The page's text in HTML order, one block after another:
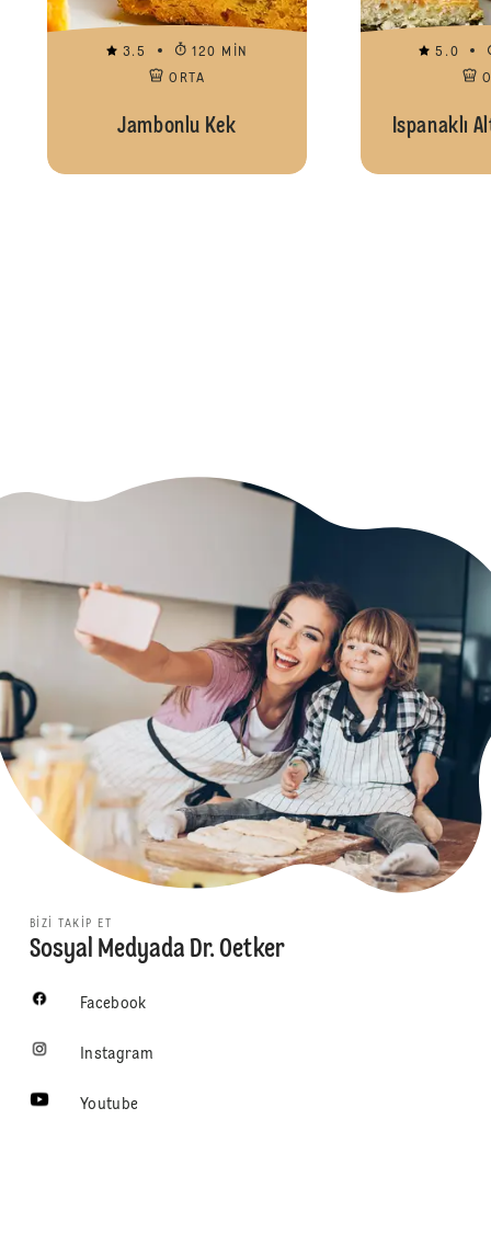
3.5
120 MIN
ORTA
Jambonlu Kek
5.0
Ispanaklı
BIZI TAKIP ET
Sosyal Medyada Dr. Oetker
Facebook
Instagram
Youtube